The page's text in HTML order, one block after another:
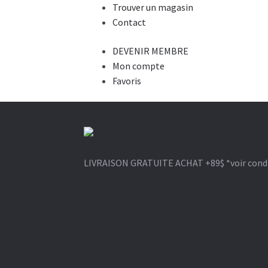
Trouver un magasin
Contact
DEVENIR MEMBRE
Mon compte
Favoris
Aller
la
Aller
contenu
LIVRAISON GRATUITE ACHAT +89$ *voir